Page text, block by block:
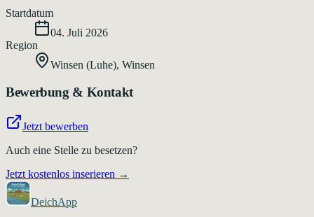
Startdatum
04. Juli 2026
Region
Winsen (Luhe), Winsen
Bewerbung & Kontakt
Jetzt bewerben
Auch eine Stelle zu besetzen?
Jetzt kostenlos inserieren →
DeichApp